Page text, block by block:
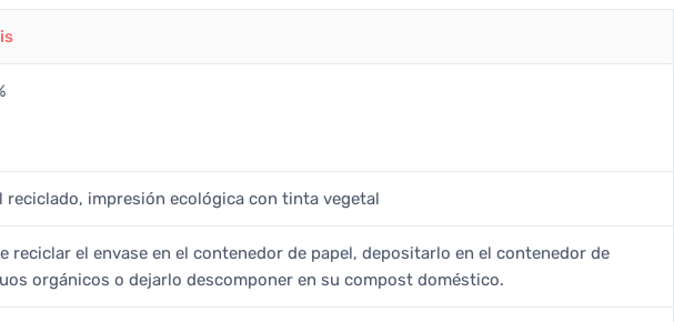
reciclado, impresión ecológica con tinta vegetal
reciclar el envase en el contenedor de papel, depositarlo en el contenedor de
orgánicos o dejarlo descomponer en su compost doméstico.